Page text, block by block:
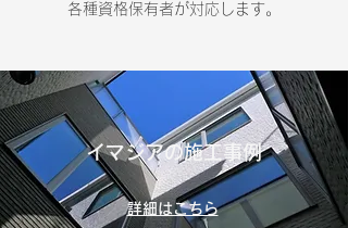
​各種資格保有者が対応します。
イマジアの施工事例
詳細はこちら